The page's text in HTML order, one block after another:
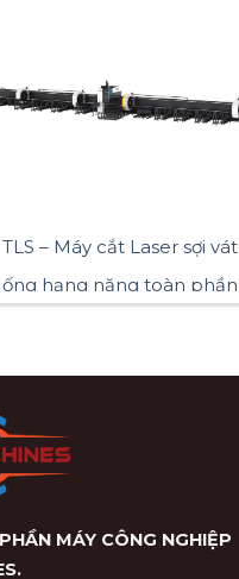
TLS – Máy cắt Laser sợi vát
ống hạng nặng toàn phần
MÁY CÔNG NGHIỆP
.